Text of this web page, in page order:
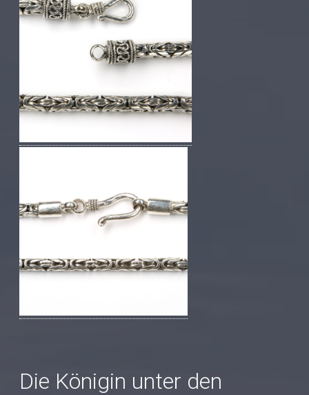
Die Königin unter den